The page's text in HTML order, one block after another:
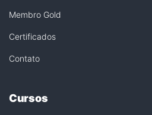
Membro Gold
Certificados
Contato
Cursos